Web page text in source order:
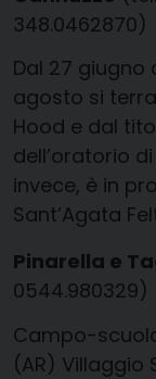
348.0462870)
Dal 27 giugno
agosto si
Hood e dal
dell’oratorio
invece, è in
Sant’Agata
Pinarella e
0544.980329)
Campo-
(AR) Villaggio